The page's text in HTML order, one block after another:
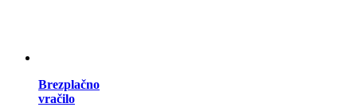
Brezplačno
vračilo